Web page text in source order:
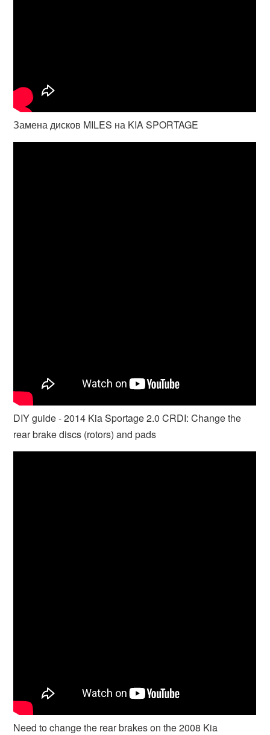
Замена дисков MILES на KIA SPORTAGE
DIY guide - 2014 Kia Sportage 2.0 CRDI: Change the
rear brake discs (rotors) and pads
Need to change the rear brakes on the 2008 Kia